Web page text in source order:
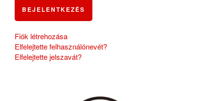
BEJELENTKEZÉS
Fiók létrehozása
Elfelejtette felhasználónevét?
Elfelejtette jelszavát?